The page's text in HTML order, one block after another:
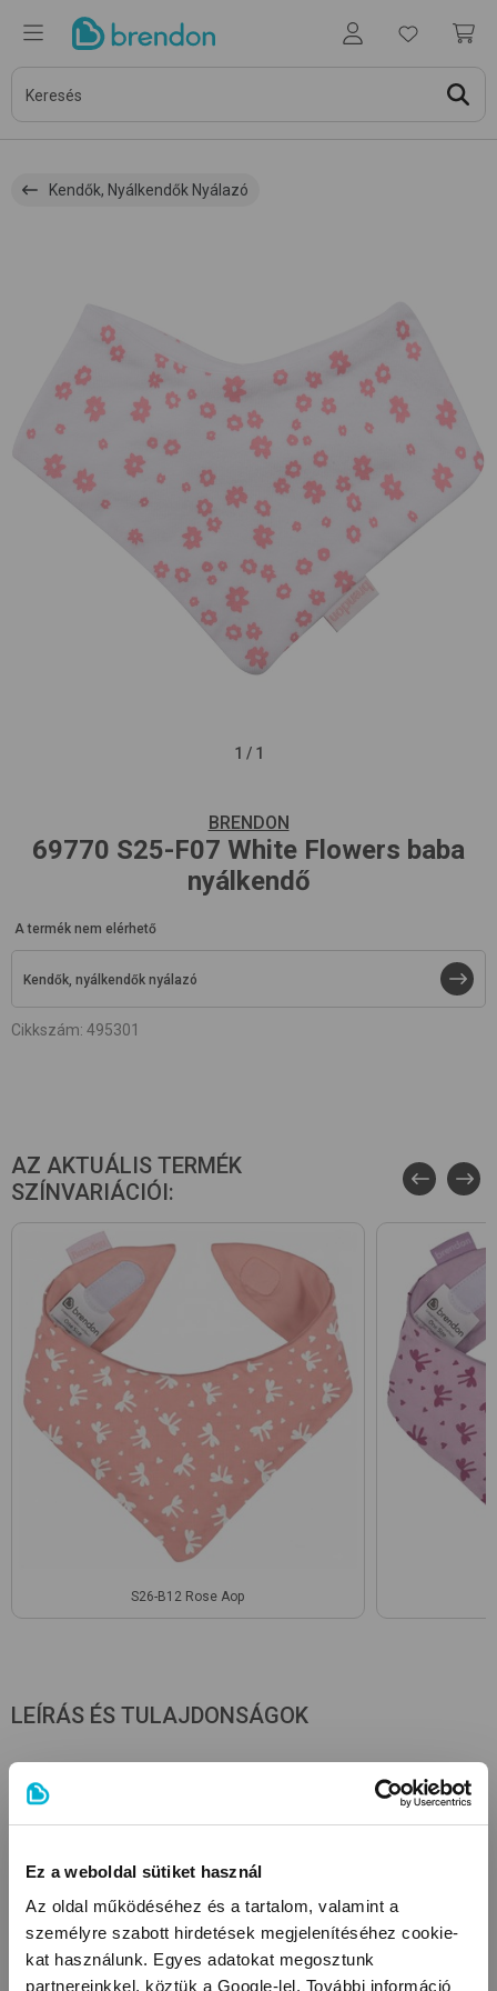
Ez a weboldal sütiket használ
Az oldal működéséhez és a tartalom, valamint a
személyre szabott hirdetések megjelenítéséhez cookie-
kat használunk. Egyes adatokat megosztunk
partnereinkkel, köztük a Google-lel. További információ
Kendők, Nyálkendők Nyálazó
1 / 1
BRENDON
69770 S25-F07 White Flowers baba
nyálkendő
A termék nem elérhető
Kendők, nyálkendők nyálazó
Cikkszám: 495301
AZ AKTUÁLIS TERMÉK
SZÍNVARIÁCIÓI:
S26-B12 Rose Aop
LEÍRÁS ÉS TULAJDONSÁGOK
Anyagösszetétel
hátoldal: 95% organikus pamut , 5% elasztán külső rész:
Tulajdonságok
Anyagtípus: organikus pamut
Organikus pamut